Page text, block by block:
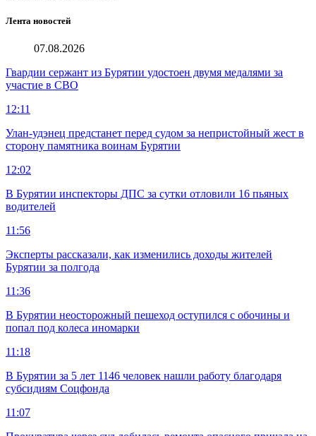
Лента новостей
07.08.2026
Гвардии сержант из Бурятии удостоен двумя медалями за
участие в СВО
12:11
Улан-удэнец предстанет перед судом за непристойный жест в
сторону памятника воинам Бурятии
12:02
В Бурятии инспекторы ДПС за сутки отловили 16 пьяных
водителей
11:56
Эксперты рассказали, как изменились доходы жителей
Бурятии за полгода
11:36
В Бурятии неосторожный пешеход оступился с обочины и
попал под колеса иномарки
11:18
В Бурятии за 5 лет 1146 человек нашли работу благодаря
субсидиям Соцфонда
11:07